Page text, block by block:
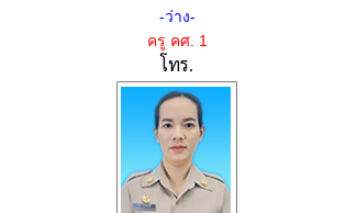
-ว่าง-
ครู คศ. 1
โทร.